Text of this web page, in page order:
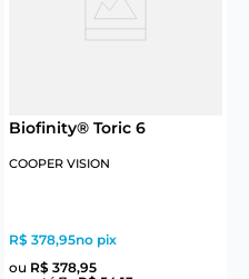
Biofinity® Toric 6
COOPER VISION
R$ 378,95no pix
ou R$ 378,95